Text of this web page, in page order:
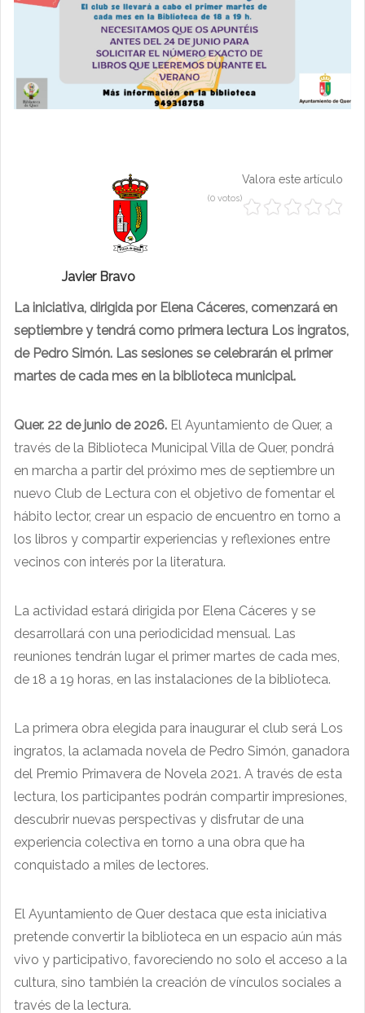
Javier Bravo
Valora este artículo
(0 votos)
La iniciativa, dirigida por Elena Cáceres, comenzará en
septiembre y tendrá como primera lectura Los ingratos,
de Pedro Simón. Las sesiones se celebrarán el primer
martes de cada mes en la biblioteca municipal.
Quer. 22 de junio de 2026. El Ayuntamiento de Quer, a
través de la Biblioteca Municipal Villa de Quer, pondrá
en marcha a partir del próximo mes de septiembre un
nuevo Club de Lectura con el objetivo de fomentar el
hábito lector, crear un espacio de encuentro en torno a
los libros y compartir experiencias y reflexiones entre
vecinos con interés por la literatura.
La actividad estará dirigida por Elena Cáceres y se
desarrollará con una periodicidad mensual. Las
reuniones tendrán lugar el primer martes de cada mes,
de 18 a 19 horas, en las instalaciones de la biblioteca.
La primera obra elegida para inaugurar el club será Los
ingratos, la aclamada novela de Pedro Simón, ganadora
del Premio Primavera de Novela 2021. A través de esta
lectura, los participantes podrán compartir impresiones,
descubrir nuevas perspectivas y disfrutar de una
experiencia colectiva en torno a una obra que ha
conquistado a miles de lectores.
El Ayuntamiento de Quer destaca que esta iniciativa
pretende convertir la biblioteca en un espacio aún más
vivo y participativo, favoreciendo no solo el acceso a la
cultura, sino también la creación de vínculos sociales a
través de la lectura.